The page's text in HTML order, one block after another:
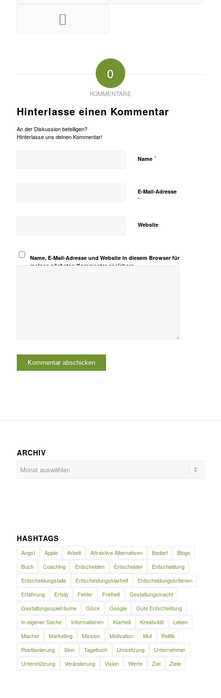
0
KOMMENTARE
Hinterlasse einen Kommentar
An der Diskussion beteiligen?
Hinterlasse uns deinen Kommentar!
Name *
E-Mail-Adresse
*
Website
Name, E-Mail-Adresse und Website in diesem Browser für
meinen nächsten Kommentar speichern.
ARCHIV
HASHTAGS
Angst Apple Arbeit Attraktive Alternativen Bedarf
Blogs
Buch
Coaching Entscheiden Entscheider
Entscheidung
Entscheidungsfalle
Entscheidungsklarheit
Entscheidungskriterien
Erfahrung
Erfolg Fehler Freiheit
Gestaltungsmacht
Gestaltungsspielräume
Glück Google
Gute Entscheidung
In eigener Sache
Informationen Klarheit Kreativität
Leben
Macher
Marketing Mission Motivation Mut
Politik
Positionierung
Sinn Tagebuch Umsetzung
Unternehmer
Unterstützung
Veränderung Vision Werte Ziel Ziele